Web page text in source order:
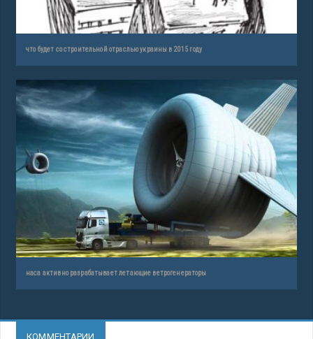
что будет со строительной отраслью украины в 2015 году
наса активно разрабатывает летающие ветрогенераторы
КОММЕНТАРИИ